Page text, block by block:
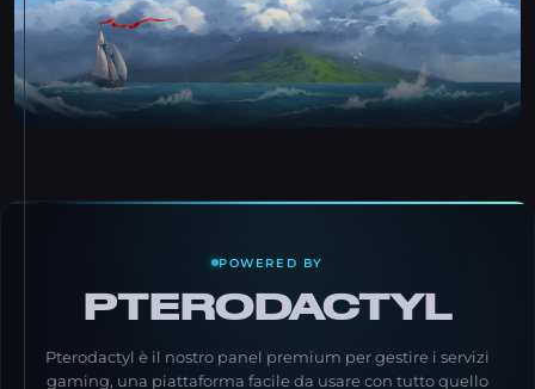
POWERED BY
PTERODACTYL
Pterodactyl è il nostro panel premium per gestire i servizi
gaming, una piattaforma facile da usare con tutto quello